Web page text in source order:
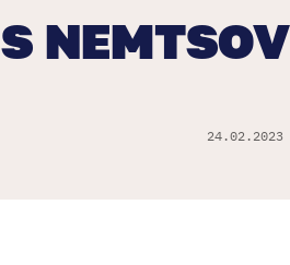
24.02.2023